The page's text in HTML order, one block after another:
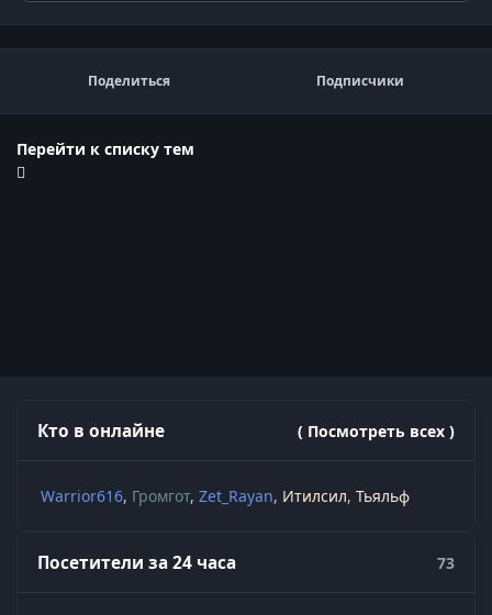
Поделиться Подписчики
Перейти к списку тем
Кто в онлайне ( Посмотреть всех )
Warrior616 Громгот Zet_Rayan Итилсил Тьяльф
Посетители за 24 часа 73